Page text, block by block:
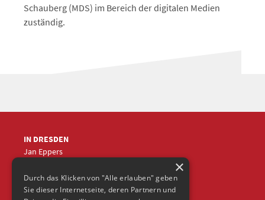
Schauberg (MDS) im Bereich der digitalen Medien
zuständig.
IN DRESDEN
Jan Eppers
jep@frische-fische.com ×
Durch das Klicken von "Alle erlauben" geben
Sie dieser Internetseite, deren Partnern und